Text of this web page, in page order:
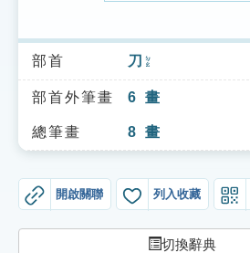
索引選單
知識索引
單字索引
部首 刀 ㄉㄠ
部首外筆畫 6 畫
總筆畫 8 畫
開啟關聯 列入收藏
切換辭典